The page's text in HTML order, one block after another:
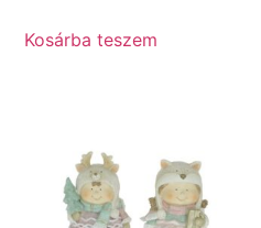
Kosárba teszem